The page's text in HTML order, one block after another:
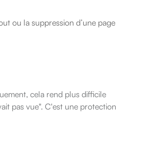
ou la suppression d’une page
cela rend plus difficile
pas vue". C'est une protection